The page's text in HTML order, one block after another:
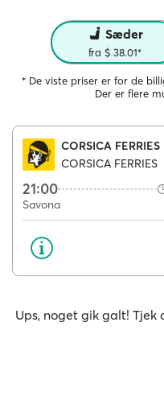
Sæder
fra $ 38.01*
* De viste priser er for de
Der er flere
CORSICA FERRIES
CORSICA FERRIES
21:00
Savona
Ups, noget gik galt!